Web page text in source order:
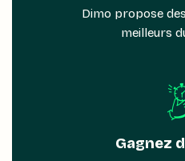
Dimo propose
meilleurs
Gagnez